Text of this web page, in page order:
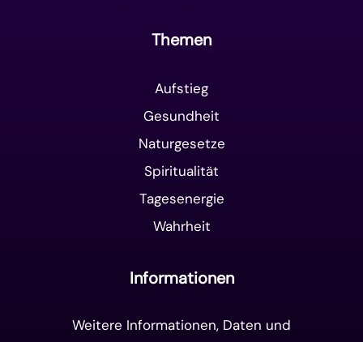
Themen
Aufstieg
Gesundheit
Naturgesetze
Spiritualität
Tagesenergie
Wahrheit
Informationen
Weitere Informationen, Daten und